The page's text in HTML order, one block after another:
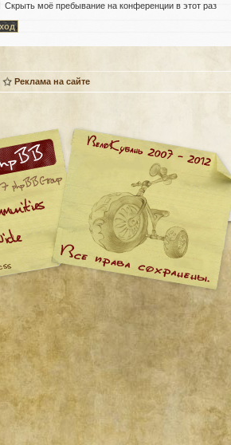
Скрыть моё пребывание на конференции в этот раз
Реклама на сайте